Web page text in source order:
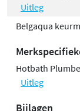
Uitleg
Belgaqua
Hotbath
Uitleg
Bijlagen